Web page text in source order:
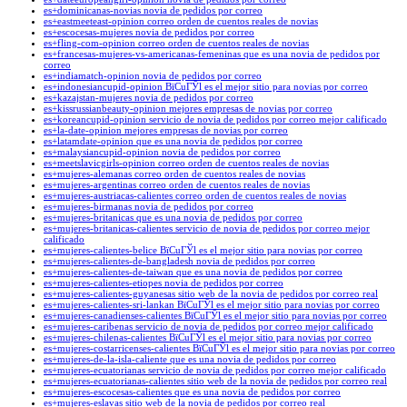
es+dominicanas-novias novia de pedidos por correo
es+eastmeeteast-opinion correo orden de cuentos reales de novias
es+escocesas-mujeres novia de pedidos por correo
es+fling-com-opinion correo orden de cuentos reales de novias
es+francesas-mujeres-vs-americanas-femeninas que es una novia de pedidos por
correo
es+indiamatch-opinion novia de pedidos por correo
es+indonesiancupid-opinion ВїCuГЎl es el mejor sitio para novias por correo
es+kazajstan-mujeres novia de pedidos por correo
es+kissrussianbeauty-opinion mejores empresas de novias por correo
es+koreancupid-opinion servicio de novia de pedidos por correo mejor calificado
es+la-date-opinion mejores empresas de novias por correo
es+latamdate-opinion que es una novia de pedidos por correo
es+malaysiancupid-opinion novia de pedidos por correo
es+meetslavicgirls-opinion correo orden de cuentos reales de novias
es+mujeres-alemanas correo orden de cuentos reales de novias
es+mujeres-argentinas correo orden de cuentos reales de novias
es+mujeres-austriacas-calientes correo orden de cuentos reales de novias
es+mujeres-birmanas novia de pedidos por correo
es+mujeres-britanicas que es una novia de pedidos por correo
es+mujeres-britanicas-calientes servicio de novia de pedidos por correo mejor
calificado
es+mujeres-calientes-belice ВїCuГЎl es el mejor sitio para novias por correo
es+mujeres-calientes-de-bangladesh novia de pedidos por correo
es+mujeres-calientes-de-taiwan que es una novia de pedidos por correo
es+mujeres-calientes-etiopes novia de pedidos por correo
es+mujeres-calientes-guyanesas sitio web de la novia de pedidos por correo real
es+mujeres-calientes-sri-lankan ВїCuГЎl es el mejor sitio para novias por correo
es+mujeres-canadienses-calientes ВїCuГЎl es el mejor sitio para novias por correo
es+mujeres-caribenas servicio de novia de pedidos por correo mejor calificado
es+mujeres-chilenas-calientes ВїCuГЎl es el mejor sitio para novias por correo
es+mujeres-costarricenses-calientes ВїCuГЎl es el mejor sitio para novias por correo
es+mujeres-de-la-isla-caliente que es una novia de pedidos por correo
es+mujeres-ecuatorianas servicio de novia de pedidos por correo mejor calificado
es+mujeres-ecuatorianas-calientes sitio web de la novia de pedidos por correo real
es+mujeres-escocesas-calientes que es una novia de pedidos por correo
es+mujeres-eslavas sitio web de la novia de pedidos por correo real